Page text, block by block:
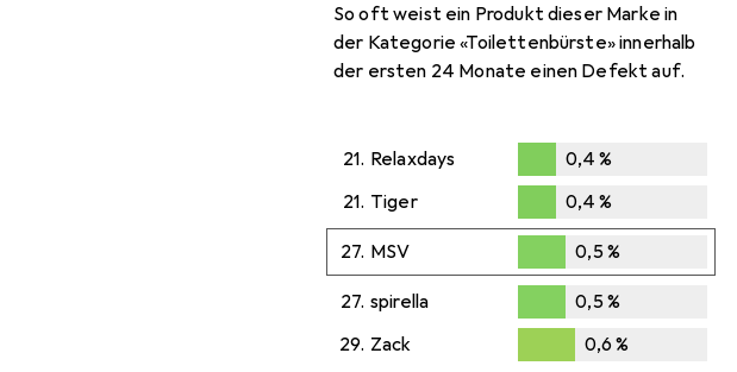
So oft weist ein Produkt dieser Marke in
der Kategorie «Toilettenbürste» innerhalb
der ersten 24 Monate einen Defekt auf.
21. Relaxdays
0,4%
0,4 %
21. Tiger
0,4%
0,4 %
27. MSV
0,5%
0,5%
27. spirella
0,5%
0,5%
29. Zack
0,6%